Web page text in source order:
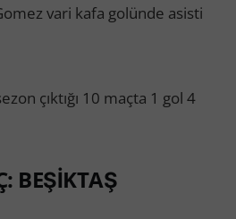
vari kafa golünde asisti
çıktığı 10 maçta 1 gol 4
BEŞİKTAŞ